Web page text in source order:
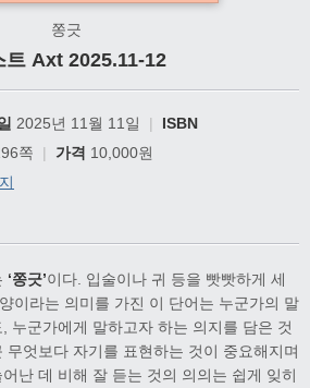
쫑긋
트 Axt 2025.11-12
2025년 11월 11일 |
ISBN
쪽 | 가격 10,000원
‘쫑긋’이다. 입술이나 귀 등을 빳빳하게 세
이라는 의미를 가진 이 단어는 누군가의 말
누군가에게 말하고자 하는 의지를 담은 것
무엇보다 자기를 표현하는 것이 중요해지며
난 데 비해 잘 듣는 것의 의의는 쉽게 잊히